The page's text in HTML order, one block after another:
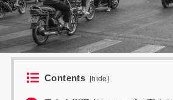
Contents [hide]